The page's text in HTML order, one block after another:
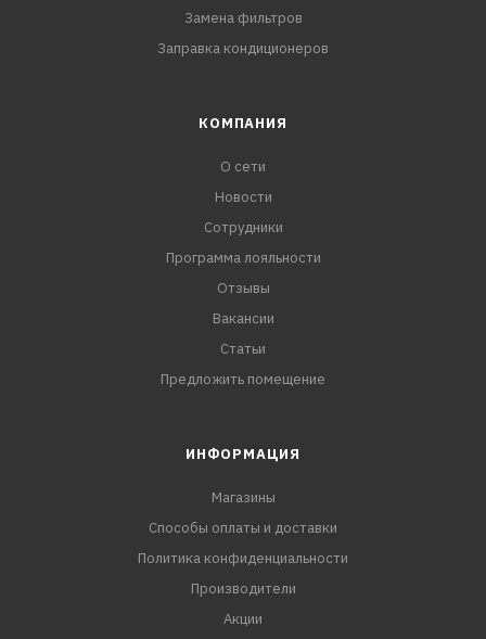
Замена фильтров
Заправка кондиционеров
КОМПАНИЯ
О сети
Новости
Сотрудники
Программа лояльности
Отзывы
Вакансии
Статьи
Предложить помещение
ИНФОРМАЦИЯ
Магазины
Способы оплаты и доставки
Политика конфиденциальности
Производители
Акции